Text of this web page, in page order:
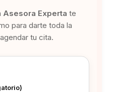
Asesora Experta te
para darte toda la
tu cita.